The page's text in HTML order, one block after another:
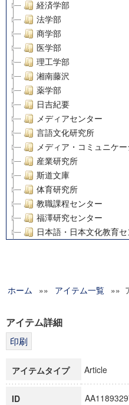
経済学部
法学部
商学部
医学部
理工学部
湘南藤沢
薬学部
日吉紀要
メディアセンター
言語文化研究所
メディア・コミュニケ
産業研究所
斯道文庫
体育研究所
教職課程センター
福澤研究センター
日本語・日本文化教育セ
グローバルリサーチイン
科学研究費補助金研究成
博士課程教育リーディ
ホーム »» アイテム一覧 »»
アイテム詳細
アイテムタイプ Article
ID